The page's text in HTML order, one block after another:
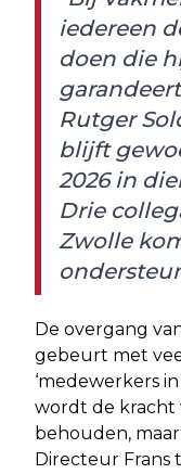
iedereen
doen die
Rutger
blijft
2026 in
Drie
Zwolle
De overgang
gebeurt met
‘medewerkers
wordt de kracht
behouden,
Directeur Frans